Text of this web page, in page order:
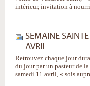
intérieur, invitation à
SEMAINE
AVRIL
Retrouvez chaque jour
du jour par un pasteur de
samedi 11 avril, « sois